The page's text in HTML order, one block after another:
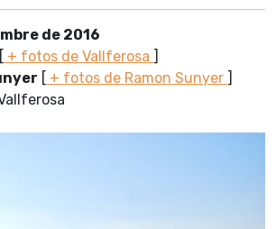
de 2016
[ + fotos de Vallferosa ]
[ + fotos de Ramon Sunyer ]